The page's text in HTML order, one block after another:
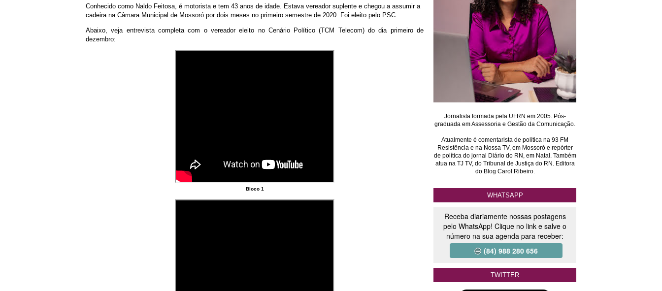
Conhecido como Naldo Feitosa, é motorista e tem 43 anos de idade. Estava vereador suplente e chegou a assumir a
cadeira na Câmara Municipal de Mossoró por dois meses no primeiro semestre de 2020. Foi eleito pelo PSC.
Abaixo, veja entrevista completa com o vereador eleito no Cenário Político (TCM Telecom) do dia primeiro de
dezembro:
Bloco 1
Jornalista formada pela UFRN em 2005. Pós-
graduada em Assessoria e Gestão da Comunicação.
Atualmente é comentarista de política na 93 FM
Resistência e na Nossa TV, em Mossoró e repórter
de política do jornal Diário do RN, em Natal. Também
atua na TJ TV, do Tribunal de Justiça do RN. Editora
do Blog Carol Ribeiro.
WHATSAPP
Receba diariamente nossas postagens
pelo WhatsApp! Clique no link e salve o
número na sua agenda para receber:
(84) 988 280 656
TWITTER